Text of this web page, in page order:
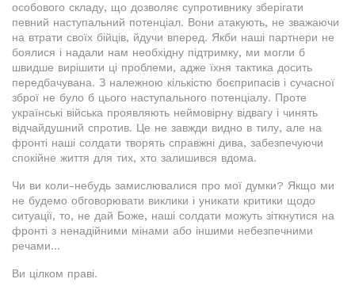
особового складу, що дозволяє супротивнику зберігати
певний наступальний потенціал. Вони атакують, не зважаючи
на втрати своїх бійців, йдучи вперед. Якби наші партнери не
боялися і надали нам необхідну підтримку, ми могли б
швидше вирішити ці проблеми, адже їхня тактика досить
передбачувана. З належною кількістю боєприпасів і сучасної
зброї не було б цього наступального потенціалу. Проте
українські війська проявляють неймовірну відвагу і чинять
відчайдушний спротив. Це не завжди видно в тилу, але на
фронті наші солдати творять справжні дива, забезпечуючи
спокійне життя для тих, хто залишився вдома.
Чи ви коли-небудь замислювалися про мої думки? Якщо ми
не будемо обговорювати виклики і уникати критики щодо
ситуації, то, не дай Боже, наші солдати можуть зіткнутися на
фронті з ненадійними мінами або іншими небезпечними
речами...
Ви цілком праві.